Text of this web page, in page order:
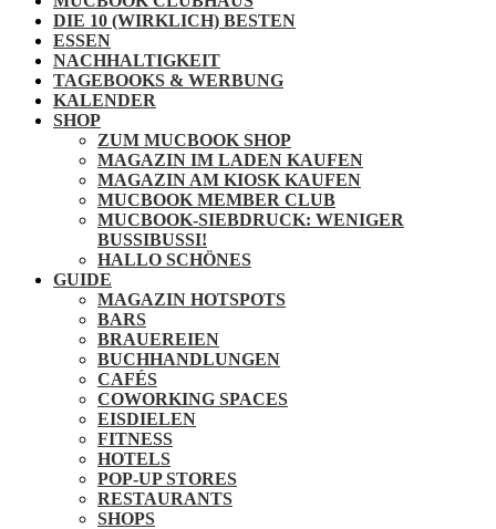
DIE 10 (WIRKLICH) BESTEN
ESSEN
NACHHALTIGKEIT
TAGEBOOKS & WERBUNG
KALENDER
SHOP
ZUM MUCBOOK SHOP
MAGAZIN IM LADEN KAUFEN
MAGAZIN AM KIOSK KAUFEN
MUCBOOK MEMBER CLUB
MUCBOOK-SIEBDRUCK: WENIGER
BUSSIBUSSI!
HALLO SCHÖNES
GUIDE
MAGAZIN HOTSPOTS
BARS
BRAUEREIEN
BUCHHANDLUNGEN
CAFÉS
COWORKING SPACES
EISDIELEN
FITNESS
HOTELS
POP-UP STORES
RESTAURANTS
SHOPS